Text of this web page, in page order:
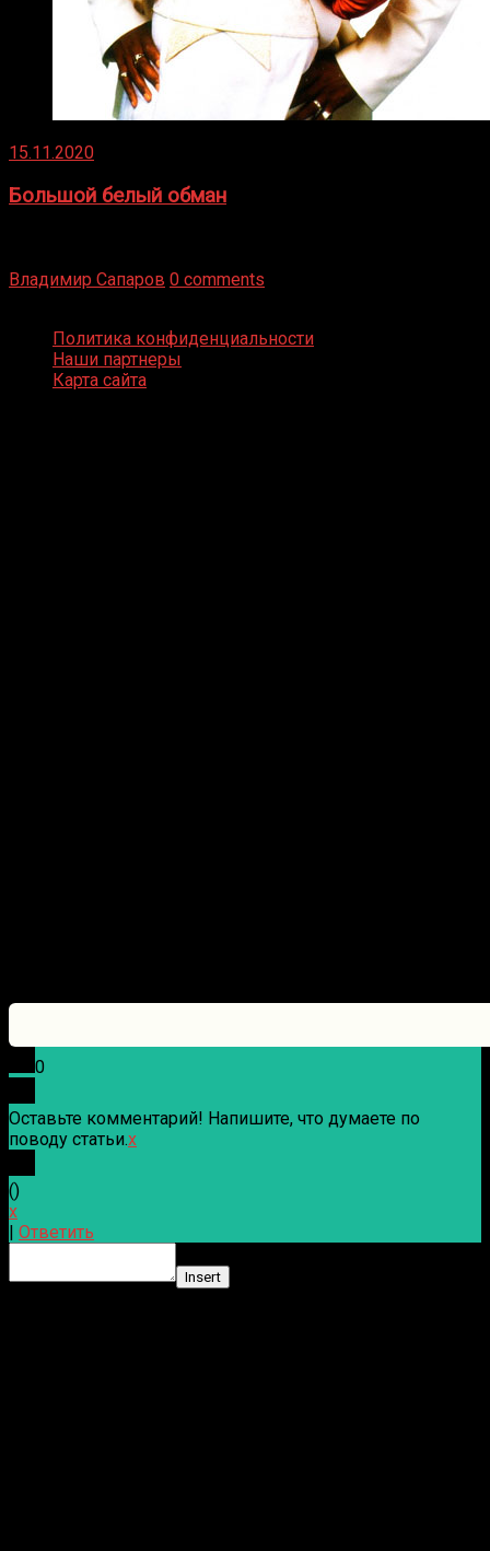
15.11.2020
Большой белый обман
Владимир Сапаров 0 comments
Политика конфиденциальности
Наши партнеры
Карта сайта
0
Оставьте комментарий! Напишите, что думаете по
поводу статьи.x
()
x
Ответить
Insert